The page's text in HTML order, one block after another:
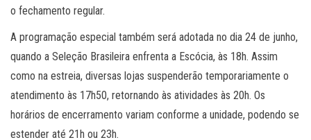
o fechamento regular.
A programação especial também será adotada no dia 24 de junho,
quando a Seleção Brasileira enfrenta a Escócia, às 18h. Assim
como na estreia, diversas lojas suspenderão temporariamente o
atendimento às 17h50, retornando às atividades às 20h. Os
horários de encerramento variam conforme a unidade, podendo se
estender até 21h ou 23h.